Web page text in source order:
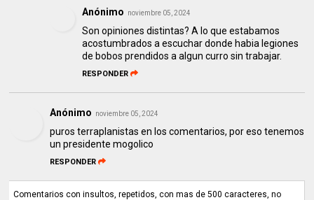
Anónimo noviembre 05, 2024
Son opiniones distintas? A lo que estabamos
acostumbrados a escuchar donde habia legiones
de bobos prendidos a algun curro sin trabajar.
RESPONDER
Anónimo noviembre 05, 2024
puros terraplanistas en los comentarios, por eso tenemos
un presidente mogolico
RESPONDER
Comentarios con insultos, repetidos, con mas de 500 caracteres, no